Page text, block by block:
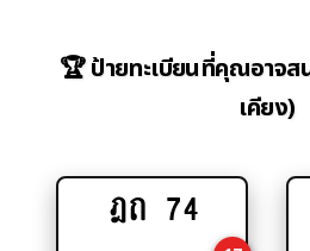
🏆 ป้ายทะเบียนที่คุณอาจส
เคียง)
Add
ฎถ 74